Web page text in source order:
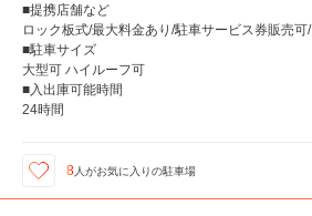
■提携店舗など
ロック板式/最大料金あり/駐車サービス券販売可/
■駐車サイズ
大型可 ハイルーフ可
■入出庫可能時間
24時間
8 人がお気に入りの駐車場